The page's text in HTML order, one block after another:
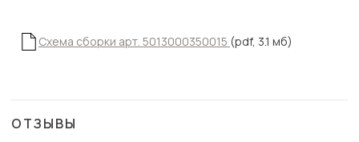
Схема сборки арт. 5013000350015 (pdf, 3.1 мб)
ОТЗЫВЫ